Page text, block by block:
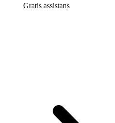
Gratis assistans